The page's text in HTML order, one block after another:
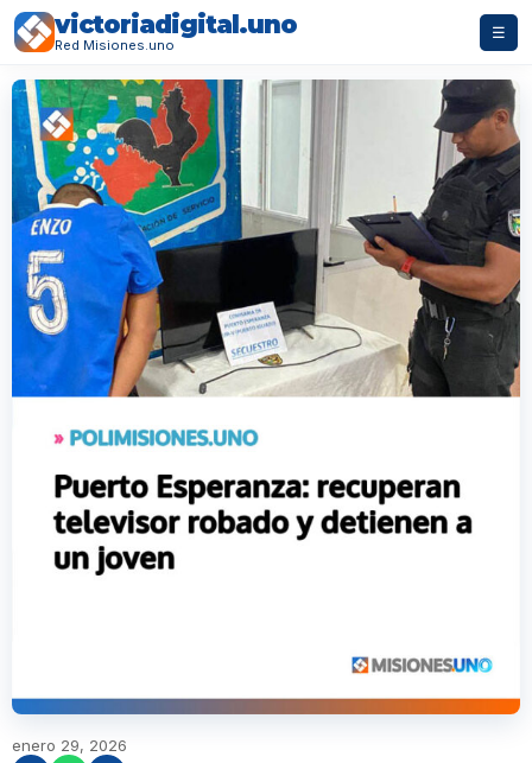
victoriadigital.uno
Red Misiones.uno
☰
enero 29, 2026